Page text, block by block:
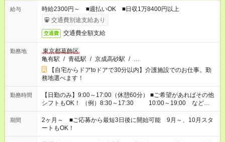
給与
時給2300円～ ■週払いOK ■日収1万8400円以上
交通費別途支給あり
交通費 交通費全額支給
勤務地
東京都葛飾区
亀有駅 / 青砥駅 / 京成高砂駅 / …
【自宅からドアtoドアで30分以内】介護施設でのお仕事。勤
務地選べます！
勤務時間
【日勤のみ】9:00～17:00（休憩60分） ■ご希望があればその他
シフトもOK！ （例）8:30～17:30 10:00～19:00 など
「家族とお休みを合わせたい」 「できれば残業はしたくない」
など、あなたのご希望に沿ったお仕事をご紹介します！ ※Wワ
ーク希望の方へ 今ご覧のお仕事で希望する勤務時間と、もう1つ
のお仕事の勤務時間。 合計で週40時間を超える場合は応募でき
期間
2ヶ月～ ■ご応募から最短3日後に開始可能 9月～、10月スタ
ートもOK！